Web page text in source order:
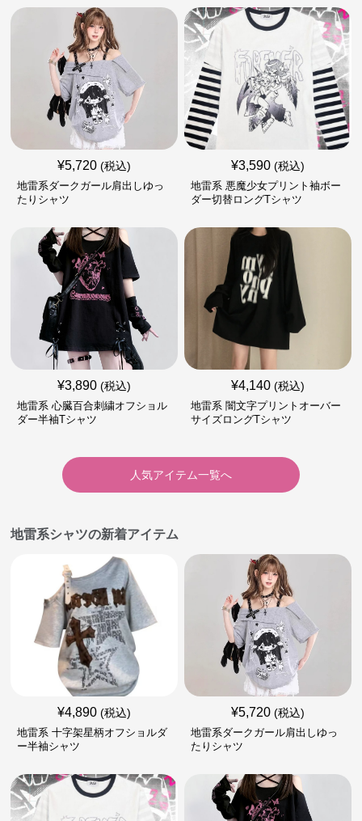
¥5,720 (税込)
地雷系ダークガール肩出しゆっ
たりシャツ
¥3,590 (税込)
地雷系 悪魔少女プリント袖ボー
ダー切替ロングTシャツ
¥3,890 (税込)
地雷系 心臓百合刺繍オフショル
ダー半袖Tシャツ
¥4,140 (税込)
地雷系 闇文字プリントオーバー
サイズロングTシャツ
人気アイテム一覧へ
地雷系シャツの新着アイテム
¥4,890 (税込)
地雷系 十字架星柄オフショルダ
ー半袖シャツ
¥5,720 (税込)
地雷系ダークガール肩出しゆっ
たりシャツ